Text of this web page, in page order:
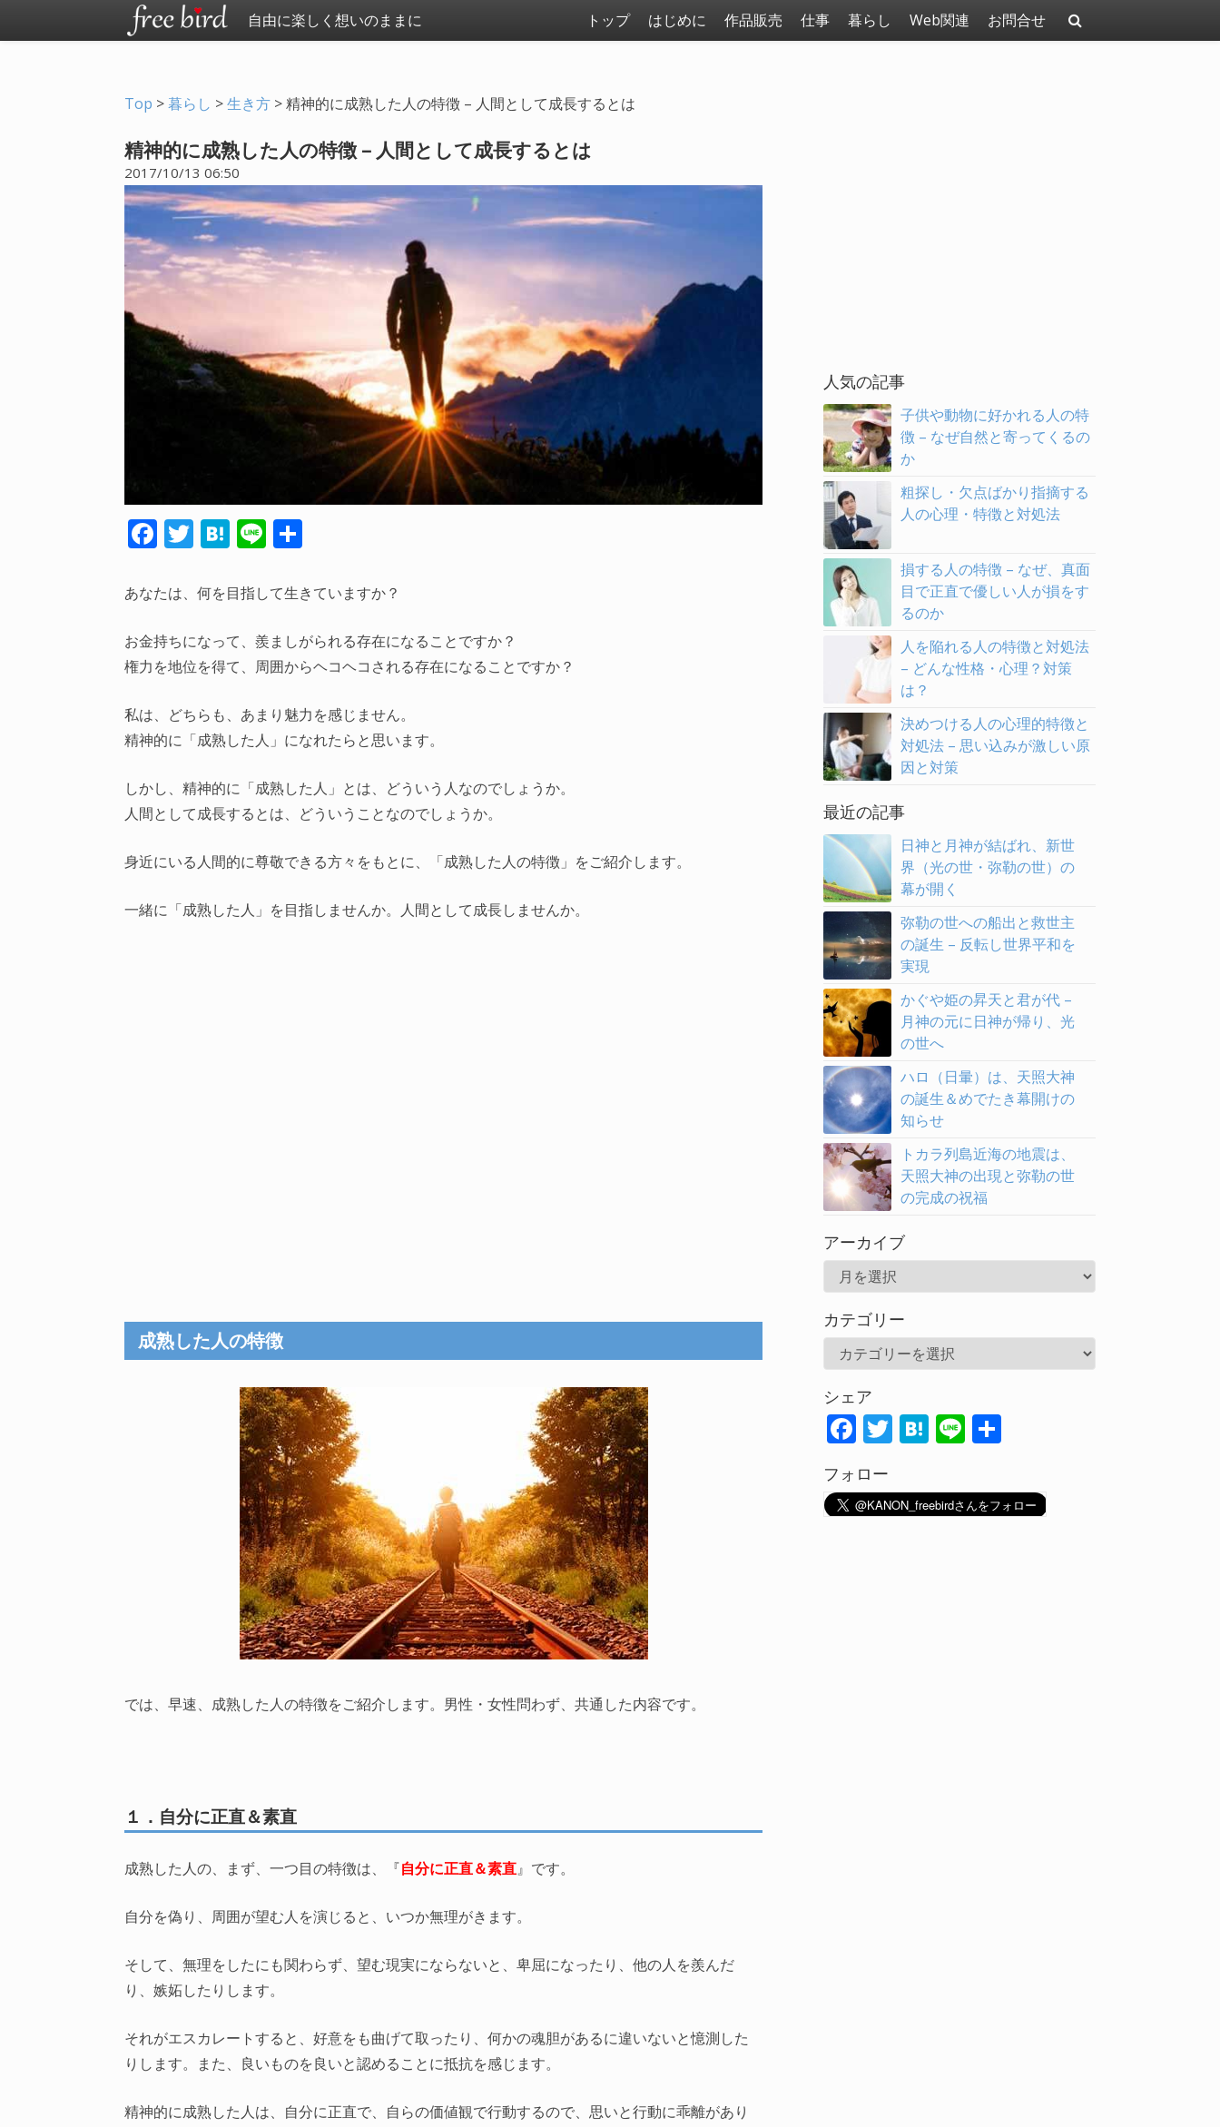
自由に楽しく想いのままに トップ はじめに 作品販売 仕事 暮らし Web関連 お問合せ
Top >暮らし >生き方 >精神的に成熟した人の特徴 – 人間として成長するとは
精神的に成熟した人の特徴 – 人間として成長するとは
2017/10/13 06:50
F
e
o
o
k
T
itt
H
e
a
Li
e
あなたは、何を目指して生きていますか？
お金持ちになって、羨ましがられる存在になることですか？
権力を地位を得て、周囲からヘコヘコされる存在になることですか？
私は、どちらも、あまり魅力を感じません。
精神的に「成熟した人」になれたらと思います。
しかし、精神的に「成熟した人」とは、どういう人なのでしょうか。
人間として成長するとは、どういうことなのでしょうか。
身近にいる人間的に尊敬できる方々をもとに、「成熟した人の特徴」をご紹介します。
一緒に「成熟した人」を目指しませんか。人間として成長しませんか。
成熟した人の特徴
では、早速、成熟した人の特徴をご紹介します。男性・女性問わず、共通した内容です。
１．自分に正直＆素直
成熟した人の、まず、一つ目の特徴は、『自分に正直＆素直』です。
自分を偽り、周囲が望む人を演じると、いつか無理がきます。
そして、無理をしたにも関わらず、望む現実にならないと、卑屈になったり、他の人を羨んだ
り、嫉妬したりします。
それがエスカレートすると、好意をも曲げて取ったり、何かの魂胆があるに違いないと憶測した
りします。また、良いものを良いと認めることに抵抗を感じます。
精神的に成熟した人は、自分に正直で、自らの価値観で行動するので、思いと行動に乖離があり
人気の記事
子供や動物に好かれる人の特
徴 – なぜ自然と寄ってくるの
か
粗探し・欠点ばかり指摘する
人の心理・特徴と対処法
損する人の特徴 – なぜ、真面
目で正直で優しい人が損をす
るのか
人を陥れる人の特徴と対処法
– どんな性格・心理？対策
は？
決めつける人の心理的特徴と
対処法 – 思い込みが激しい原
因と対策
最近の記事
日神と月神が結ばれ、新世
界（光の世・弥勒の世）の
幕が開く
弥勒の世への船出と救世主
の誕生 – 反転し世界平和を
実現
かぐや姫の昇天と君が代 –
月神の元に日神が帰り、光
の世へ
ハロ（日暈）は、天照大神
の誕生＆めでたき幕開けの
知らせ
トカラ列島近海の地震は、
天照大神の出現と弥勒の世
の完成の祝福
アーカイブ
ー
カ
ブ
カテゴリー
テ
ゴ
リ
シェア
F
e
b
T
itt
er
H
e
n
Li
e
共
フォロー